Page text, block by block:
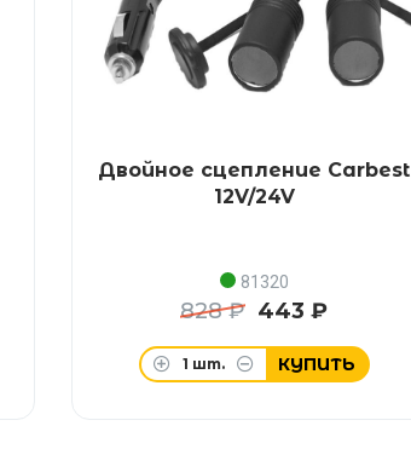
Двойное сцепление Carbest
12V/24V
81320
828 ₽ 443 ₽
1 шт. КУПИТЬ